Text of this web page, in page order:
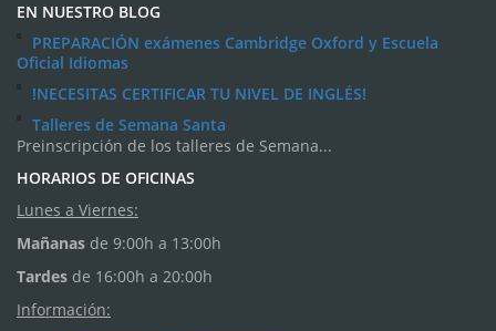
EN NUESTRO BLOG
PREPARACIÓN exámenes Cambridge Oxford y Escuela
Oficial Idiomas
!NECESITAS CERTIFICAR TU NIVEL DE INGLÉS!
Talleres de Semana Santa
Preinscripción de los talleres de Semana...
HORARIOS DE OFICINAS
Lunes a Viernes:
Mañanas de 9:00h a 13:00h
Tardes de 16:00h a 20:00h
Información: